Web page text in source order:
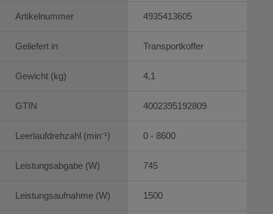
Artikelnummer
Geliefert in
Gewicht (kg)
GTIN
Leerlaufdrehzahl (min⁻¹)
Leistungsabgabe (W)
Leistungsaufnahme (W)
4935413605
Transportkoffer
4,1
4002395192809
0 - 8600
745
1500